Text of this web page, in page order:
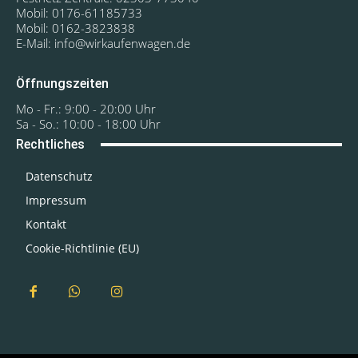
Mobil: 0176-61185733
Mobil: 0162-3823838
E-Mail: info@wirkaufenwagen.de
Öffnungszeiten
Mo - Fr.: 9:00 - 20:00 Uhr
Sa - So.: 10:00 - 18:00 Uhr
Rechtliches
Datenschutz
Impressum
Kontakt
Cookie-Richtlinie (EU)